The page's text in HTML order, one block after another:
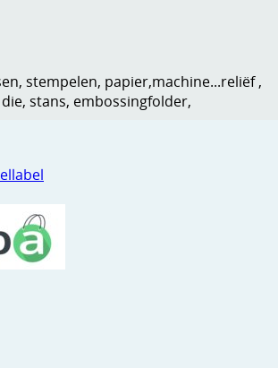
en embossing machines
stempelen, papier,machine...reliëf ,
stans, embossingfolder,